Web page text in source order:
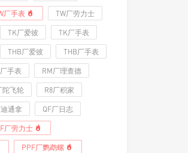
厂手表 TW厂劳力士
TK厂爱彼 TK厂手表
THB厂爱彼 THB厂手表
手表 RM厂理查德
陀飞轮 R8厂积家
通拿 QF厂日志
厂劳力士
PPF厂鹦鹉螺